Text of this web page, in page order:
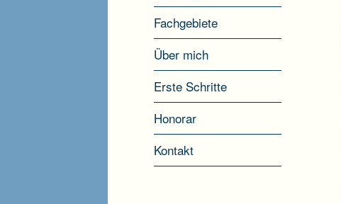
Fachgebiete
Über mich
Erste Schritte
Honorar
Kontakt